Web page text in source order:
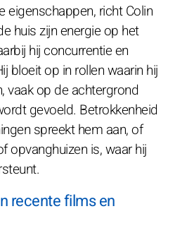
eigenschappen, richt Colin
huis zijn energie op het
hij concurrentie en
bloeit op in rollen waarin hij
vaak op de achtergrond
gevoeld. Betrokkenheid
spreekt hem aan, of
opvanghuizen is, waar hij
recente films en